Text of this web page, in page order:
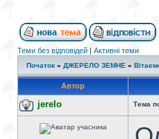
Теми без відповідей | Активні теми
Початок » ДЖЕРЕЛО ЗЕМНЕ »
Автор
jerelo Тема